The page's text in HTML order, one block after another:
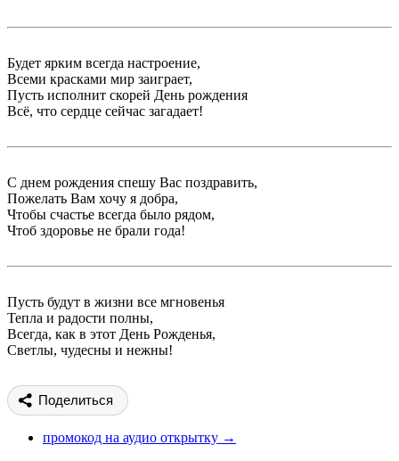
Будет ярким всегда настроение,
Всеми красками мир заиграет,
Пусть исполнит скорей День рождения
Всё, что сердце сейчас загадает!
С днем рождения спешу Вас поздравить,
Пожелать Вам хочу я добра,
Чтобы счастье всегда было рядом,
Чтоб здоровье не брали года!
Пусть будут в жизни все мгновенья
Тепла и радости полны,
Всегда, как в этот День Рожденья,
Светлы, чудесны и нежны!
Поделиться
промокод на аудио открытку →